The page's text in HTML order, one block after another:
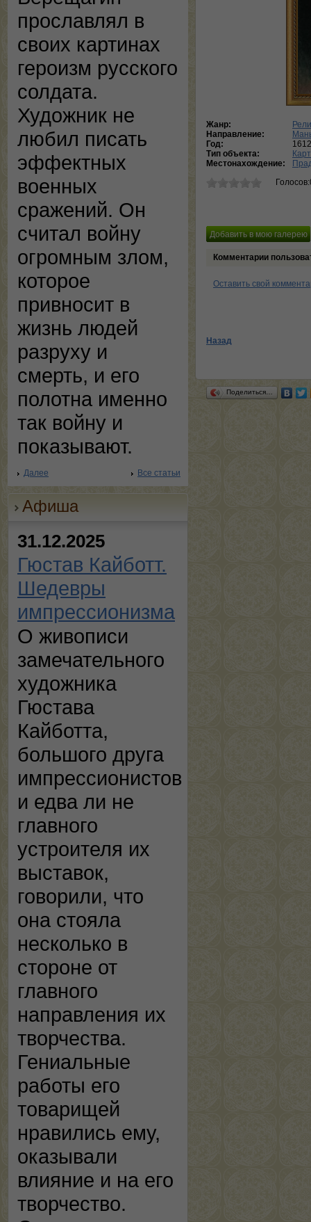
прославлял в
своих картинах
героизм русского
солдата.
Художник не
любил писать
эффектных
военных
сражений. Он
считал войну
огромным злом,
которое
привносит в
жизнь людей
разруху и
смерть, и его
полотна именно
так войну и
показывают.
Далее Все статьи
Афиша
31.12.2025
Гюстав Кайботт.
Шедевры
импрессионизма
О живописи
замечательного
художника
Гюстава
Кайботта,
большого друга
импрессионистов
и едва ли не
главного
устроителя их
выставок,
говорили, что
она стояла
несколько в
стороне от
главного
направления их
творчества.
Гениальные
работы его
товарищей
нравились ему,
оказывали
влияние и на его
творчество.
Жанр:
Направление:
Год:
Тип объекта:
Местонахождение:
Комментарии
Оставить свой
Назад
Поделиться…